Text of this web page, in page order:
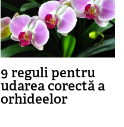
9 reguli pentru
udarea corectă a
orhideelor